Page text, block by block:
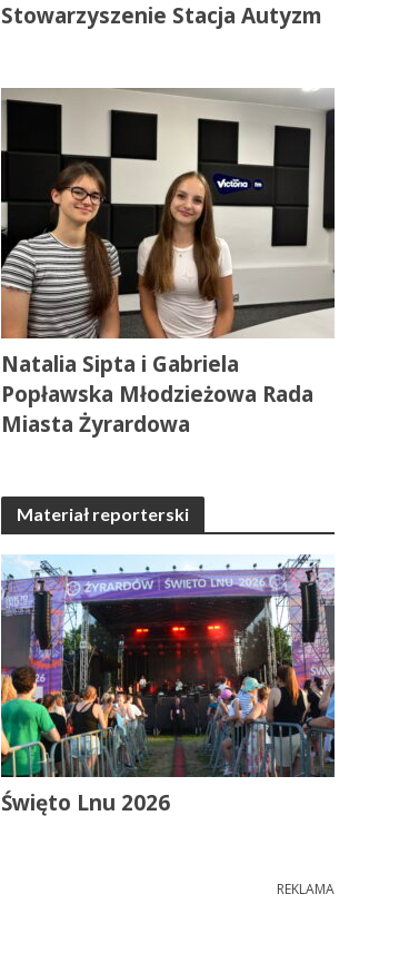
Stowarzyszenie Stacja Autyzm
Natalia Sipta i Gabriela
Popławska Młodzieżowa Rada
Miasta Żyrardowa
Materiał reporterski
Święto Lnu 2026
REKLAMA